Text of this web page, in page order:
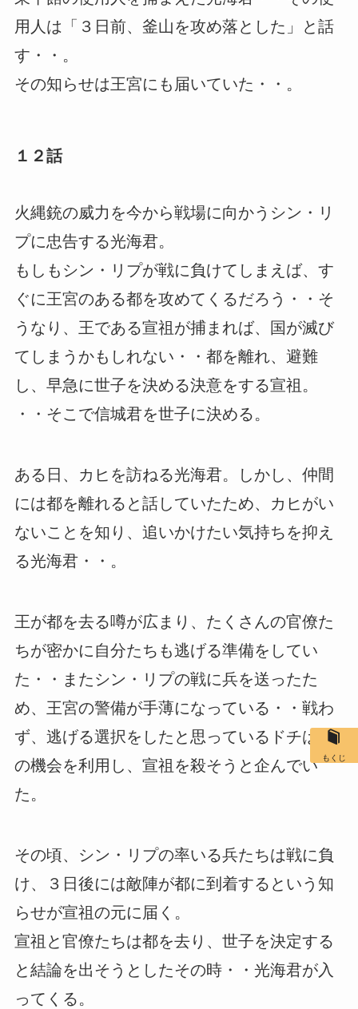
用人は「３日前、釜山を攻め落とした」と話
す・・。
その知らせは王宮にも届いていた・・。
１２話
火縄銃の威力を今から戦場に向かうシン・リ
プに忠告する光海君。
もしもシン・リプが戦に負けてしまえば、す
ぐに王宮のある都を攻めてくるだろう・・そ
うなり、王である宣祖が捕まれば、国が滅び
てしまうかもしれない・・都を離れ、避難
し、早急に世子を決める決意をする宣祖。
・・そこで信城君を世子に決める。
ある日、カヒを訪ねる光海君。しかし、仲間
には都を離れると話していたため、カヒがい
ないことを知り、追いかけたい気持ちを抑え
る光海君・・。
王が都を去る噂が広まり、たくさんの官僚た
ちが密かに自分たちも逃げる準備をしてい
た・・またシン・リプの戦に兵を送ったた
め、王宮の警備が手薄になっている・・戦わ
ず、逃げる選択をしたと思っているドチはこ
の機会を利用し、宣祖を殺そうと企んでい
た。
その頃、シン・リプの率いる兵たちは戦に負
け、３日後には敵陣が都に到着するという知
らせが宣祖の元に届く。
宣祖と官僚たちは都を去り、世子を決定する
と結論を出そうとしたその時・・光海君が入
ってくる。
もくじ